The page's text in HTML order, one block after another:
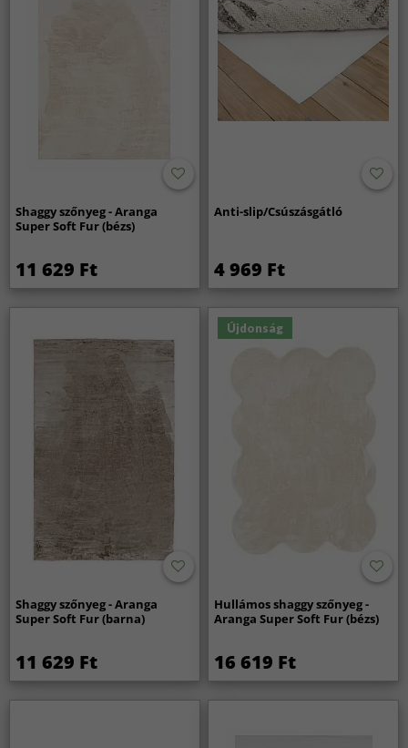
Shaggy szőnyeg - Aranga
Super Soft Fur (bézs)
11 629 Ft
Anti-slip/Csúszásgátló
4 969 Ft
Shaggy szőnyeg - Aranga
Super Soft Fur (barna)
11 629 Ft
Újdonság
Hullámos shaggy szőnyeg -
Aranga Super Soft Fur (bézs)
16 619 Ft